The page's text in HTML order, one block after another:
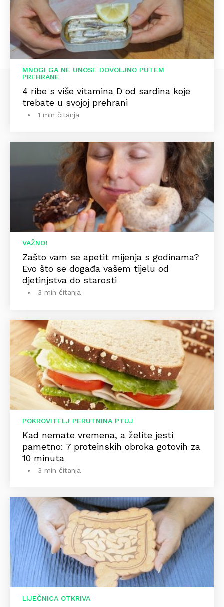
MNOGI GA NE UNOSE DOVOLJNO PUTEM
PREHRANE
4 ribe s više vitamina D od sardina koje
trebate u svojoj prehrani
1 min čitanja
VAŽNO!
Zašto vam se apetit mijenja s godinama?
Evo što se događa vašem tijelu od
djetinjstva do starosti
3 min čitanja
POKROVITELJ PERUTNINA PTUJ
Kad nemate vremena, a želite jesti
pametno: 7 proteinskih obroka gotovih za
10 minuta
3 min čitanja
LIJEČNICA OTKRIVA